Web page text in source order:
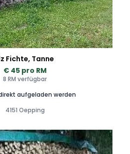
Fichte, Tanne
€ 45 pro RM
8 RM verfügbar
aufgeladen werden
4151 Oepping